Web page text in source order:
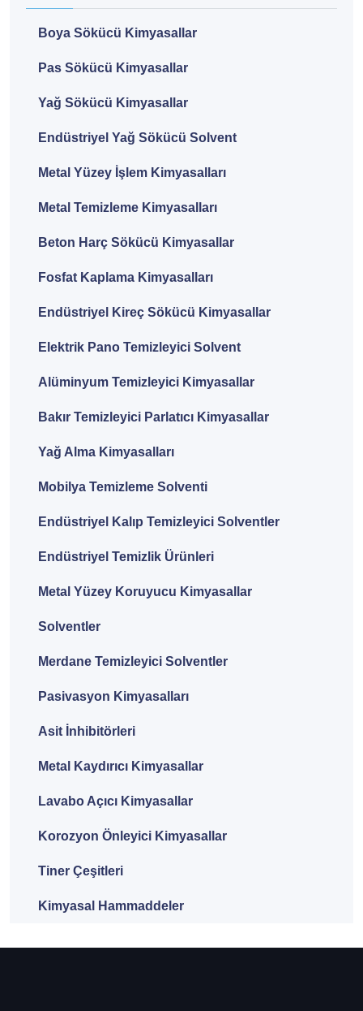
Boya Sökücü Kimyasallar
Pas Sökücü Kimyasallar
Yağ Sökücü Kimyasallar
Endüstriyel Yağ Sökücü Solvent
Metal Yüzey İşlem Kimyasalları
Metal Temizleme Kimyasalları
Beton Harç Sökücü Kimyasallar
Fosfat Kaplama Kimyasalları
Endüstriyel Kireç Sökücü Kimyasallar
Elektrik Pano Temizleyici Solvent
Alüminyum Temizleyici Kimyasallar
Bakır Temizleyici Parlatıcı Kimyasallar
Yağ Alma Kimyasalları
Mobilya Temizleme Solventi
Endüstriyel Kalıp Temizleyici Solventler
Endüstriyel Temizlik Ürünleri
Metal Yüzey Koruyucu Kimyasallar
Solventler
Merdane Temizleyici Solventler
Pasivasyon Kimyasalları
Asit İnhibitörleri
Metal Kaydırıcı Kimyasallar
Lavabo Açıcı Kimyasallar
Korozyon Önleyici Kimyasallar
Tiner Çeşitleri
Kimyasal Hammaddeler